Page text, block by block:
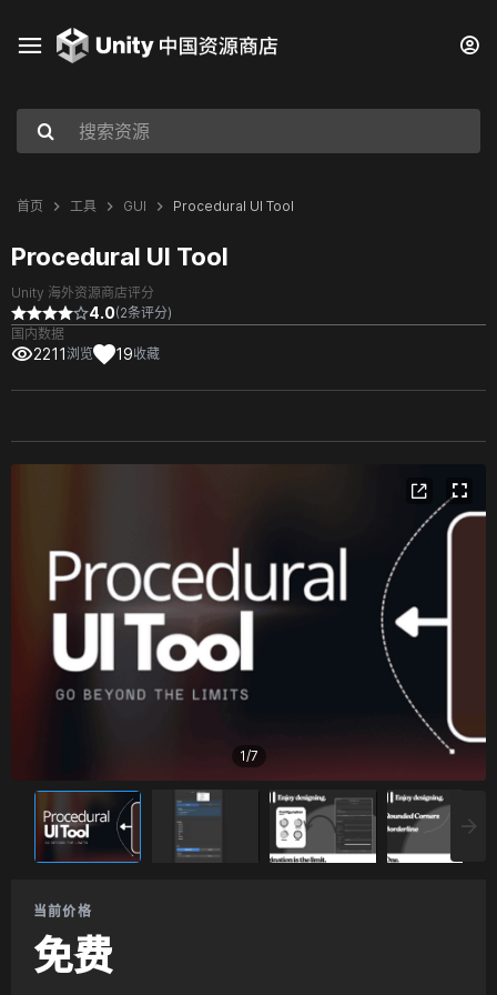
首页 工具 GUI Procedural UI Tool
Procedural UI Tool
Unity 海外资源商店评分
4.0(2条评分)
国内数据
2211浏览 19收藏
1/7
当前价格
免费